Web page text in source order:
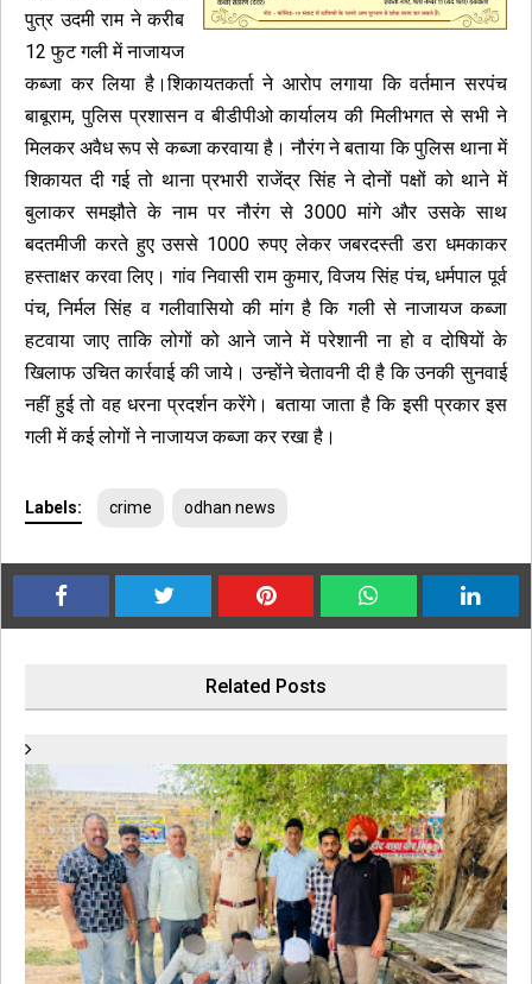
पुत्र उदमी राम ने करीब
12 फुट गली में नाजायज
कब्जा कर लिया है।शिकायतकर्ता ने आरोप लगाया कि वर्तमान सरपंच
बाबूराम, पुलिस प्रशासन व बीडीपीओ कार्यालय की मिलीभगत से सभी ने
मिलकर अवैध रूप से कब्जा करवाया है। नौरंग ने बताया कि पुलिस थाना में
शिकायत दी गई तो थाना प्रभारी राजेंद्र सिंह ने दोनों पक्षों को थाने में
बुलाकर समझौते के नाम पर नौरंग से ₹3000 मांगे और उसके साथ
बदतमीजी करते हुए उससे 1000 रुपए लेकर जबरदस्ती डरा धमकाकर
हस्ताक्षर करवा लिए। गांव निवासी राम कुमार, विजय सिंह पंच, धर्मपाल पूर्व
पंच, निर्मल सिंह व गलीवासियो की मांग है कि गली से नाजायज कब्जा
हटवाया जाए ताकि लोगों को आने जाने में परेशानी ना हो व दोषियों के
खिलाफ उचित कार्रवाई की जाये। उन्होंने चेतावनी दी है कि उनकी सुनवाई
नहीं हुई तो वह धरना प्रदर्शन करेंगे। बताया जाता है कि इसी प्रकार इस
गली में कई लोगों ने नाजायज कब्जा कर रखा है।
Labels: crime odhan news
Related Posts